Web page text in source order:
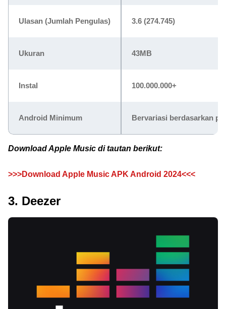
Ulasan (Jumlah Pengulas) 3.6 (274.745)
Ukuran 43MB
Instal 100.000.000+
Android Minimum Bervariasi berdasarkan
Download Apple Music di tautan berikut:
>>>Download Apple Music APK Android 2024<<<
3. Deezer